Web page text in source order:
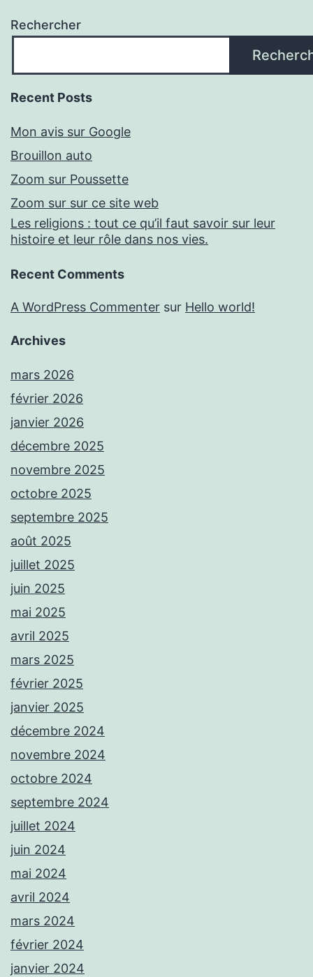
Rechercher
Recent Posts
Mon avis sur Google
Brouillon auto
Zoom sur Poussette
Zoom sur sur ce site web
Les religions : tout ce qu’il faut savoir sur leur
histoire et leur rôle dans nos vies.
Recent Comments
A WordPress Commenter sur Hello world!
Archives
mars 2026
février 2026
janvier 2026
décembre 2025
novembre 2025
octobre 2025
septembre 2025
août 2025
juillet 2025
juin 2025
mai 2025
avril 2025
mars 2025
février 2025
janvier 2025
décembre 2024
novembre 2024
octobre 2024
septembre 2024
juillet 2024
juin 2024
mai 2024
avril 2024
mars 2024
février 2024
janvier 2024